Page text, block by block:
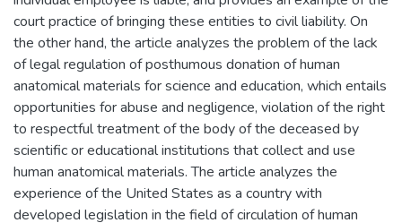
court practice of bringing these entities to civil liability. On
the other hand, the article analyzes the problem of the lack
of legal regulation of posthumous donation of human
anatomical materials for science and education, which entails
opportunities for abuse and negligence, violation of the right
to respectful treatment of the body of the deceased by
scientific or educational institutions that collect and use
human anatomical materials. The article analyzes the
experience of the United States as a country with
developed legislation in the field of circulation of human